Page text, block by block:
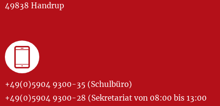
49838 Handrup
+49(0)5904 9300-35 (Schulbüro)
+49(0)5904 9300-28 (Sekretariat von 08:00 bis 13:00